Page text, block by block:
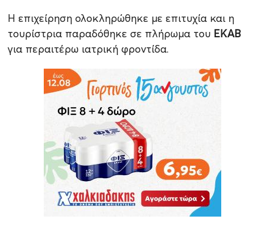
Η επιχείρηση ολοκληρώθηκε με επιτυχία και η
τουρίστρια παραδόθηκε σε πλήρωμα του ΕΚΑΒ
για περαιτέρω ιατρική φροντίδα.